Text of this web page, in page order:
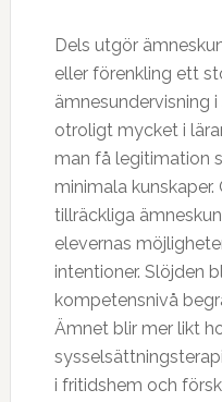
Dels utgör
eller förenkling ett
ämnesundervisning
otroligt mycket i
man få legitimation
minimala
tillräckliga
elevernas
intentioner. Slöjden
kompetensnivå
Ämnet blir mer likt
i fritidshem och